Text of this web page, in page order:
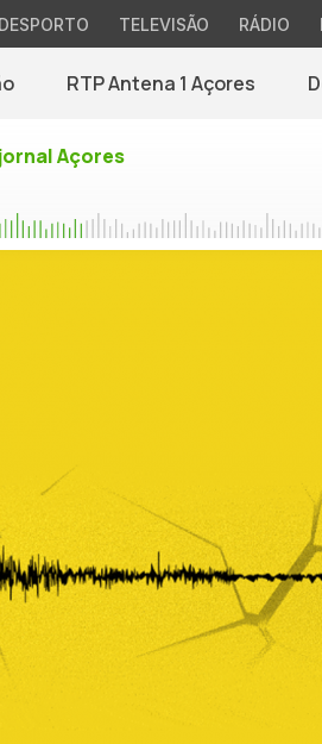
DESPORTO TELEVISÃO RÁDIO
RTP Antena 1 Açores
Açores